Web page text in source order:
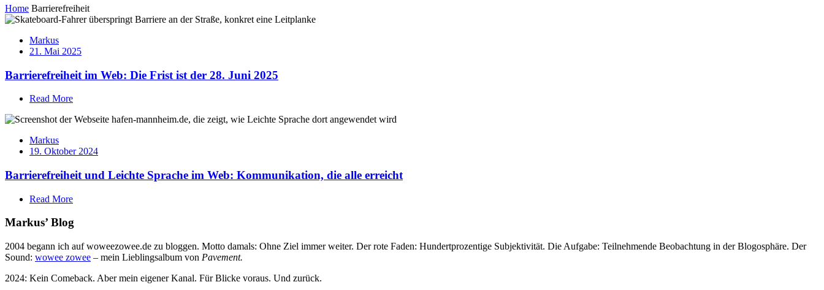
Home Barrierefreiheit
Markus
21. Mai 2025
Barrierefreiheit im Web: Die Frist ist der 28. Juni 2025
Read More
Markus
19. Oktober 2024
Barrierefreiheit und Leichte Sprache im Web: Kommunikation, die alle erreicht
Read More
Markus’ Blog
2004 begann ich auf woweezowee.de zu bloggen. Motto damals: Ohne Ziel immer weiter. Der rote Faden: Hundertprozentige Subjektivität. Die Aufgabe: Teilnehmende Beobachtung in der Blogosphäre. Der
Sound: wowee zowee – mein Lieblingsalbum von Pavement.
2024: Kein Comeback. Aber mein eigener Kanal. Für Blicke voraus. Und zurück.